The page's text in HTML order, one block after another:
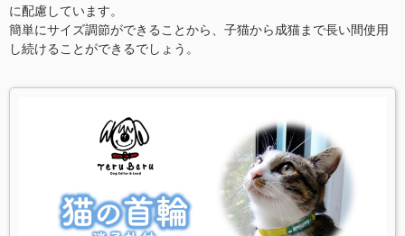
に配慮しています。
簡単にサイズ調節ができることから、子猫から成猫まで長い間使用
し続けることができるでしょう。